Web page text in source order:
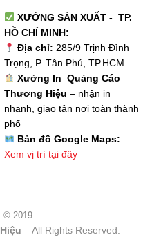
XƯỞNG SẢN XUẤT - TP.
HỒ CHÍ MINH:
Địa chỉ: 285/9 Trịnh Đình
Trọng, P. Tân Phú, TP.HCM
Xưởng In Quảng Cáo
Thương Hiệu – nhận in
nhanh, giao tận nơi toàn thành
phố
Bản đồ Google Maps:
Xem vị trí tại đây
© 2019
– All Rights Reserved.